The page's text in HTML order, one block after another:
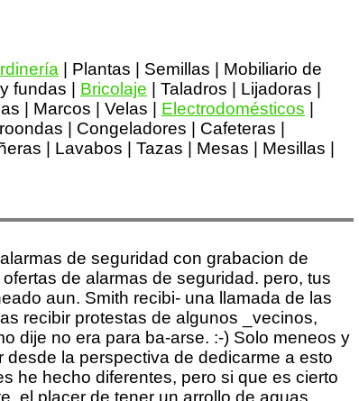
| Plantas | Semillas | Mobiliario de
fundas | Bricolaje | Taladros | Lijadoras |
| Marcos | Velas | Electrodomésticos
| Congeladores | Cafeteras |
| Lavabos | Tazas | Mesas | Mesillas |
de seguridad con grabacion de
de alarmas de seguridad. pero, tus
aun. Smith recibi- una llamada de las
recibir protestas de algunos _vecinos,
dije no era para ba-arse. :-) Solo meneos y
la perspectiva de dedicarme a esto
he hecho diferentes, pero si que es cierto